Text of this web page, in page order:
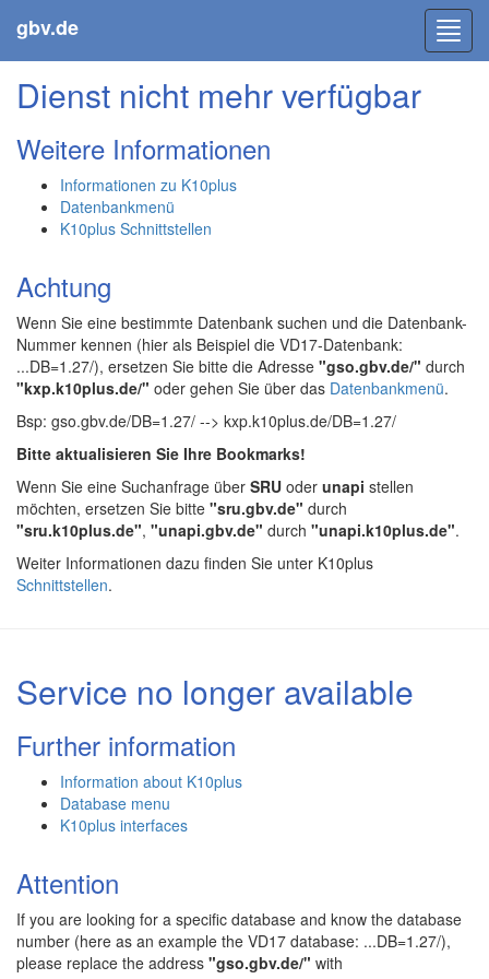
gbv.de
Dienst nicht mehr verfügbar
Weitere Informationen
Informationen zu K10plus
Datenbankmenü
K10plus Schnittstellen
Achtung
Wenn Sie eine bestimmte Datenbank suchen und die Datenbank-
Nummer kennen (hier als Beispiel die VD17-Datenbank:
...DB=1.27/), ersetzen Sie bitte die Adresse "gso.gbv.de/" durch
"kxp.k10plus.de/" oder gehen Sie über das Datenbankmenü.
Bsp: gso.gbv.de/DB=1.27/ --> kxp.k10plus.de/DB=1.27/
Bitte aktualisieren Sie Ihre Bookmarks!
Wenn Sie eine Suchanfrage über SRU oder unapi stellen
möchten, ersetzen Sie bitte "sru.gbv.de" durch
"sru.k10plus.de", "unapi.gbv.de" durch "unapi.k10plus.de".
Weiter Informationen dazu finden Sie unter K10plus
Schnittstellen.
Service no longer available
Further information
Information about K10plus
Database menu
K10plus interfaces
Attention
If you are looking for a specific database and know the database
number (here as an example the VD17 database: ...DB=1.27/),
please replace the address "gso.gbv.de/" with